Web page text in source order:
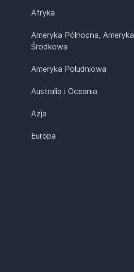
Afryka
Ameryka Północna, Ameryka
Środkowa
Ameryka Południowa
Australia i Oceania
Azja
Europa